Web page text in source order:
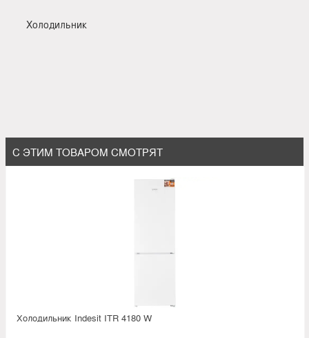
Холодильник
С ЭТИМ ТОВАРОМ СМОТРЯТ
Холодильник Indesit ITR 4180 W